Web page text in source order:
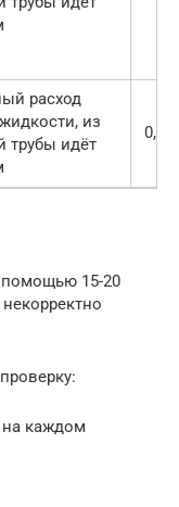
расход
из
трубы идёт
0,6-
помощью 15-20
каждом